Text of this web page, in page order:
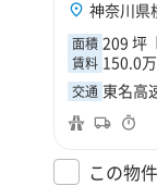
神奈川県
面積 209 坪
賃料 150.0
交通 東名高
この物